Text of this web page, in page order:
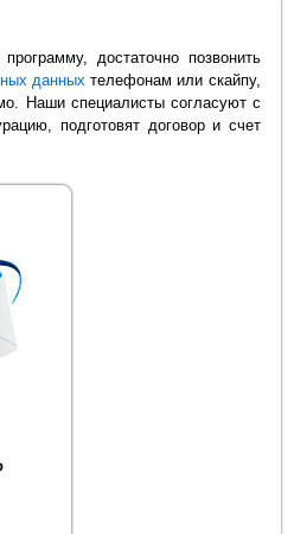
достаточно позвонить
данных телефонам или скайпу,
Наши специалисты согласуют с
подготовят договор и счет